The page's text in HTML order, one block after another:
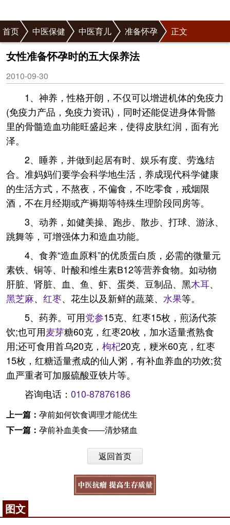
首页 中医保健 中医育儿 准备怀孕 正文
女性准备怀孕时的五大保养法
2010-09-30
1、神养，性格开朗，不仅可以增进机体的免疫力
(免疫力产品，免疫力资讯)，同时还能促进身体骨骼
里的骨髓造血功能旺盛起来，使得皮肤红润，面有光
泽。
2、睡养，并做到起居有时、娱乐有度、劳逸结
合。准妈妈们要学会科学地生活，养成现代科学健康
的生活方式，不熬夜，不偏食，不吃零食，戒烟限
酒，不在月经期或产褥期等特殊生理阶段同房等。
3、动养，如健美操、跑步、散步、打球、游泳、
跳舞等，可增强体力和造血功能。
4、食养“造血原料”的优质蛋白质，必需的微量元
素铁、铜等、叶酸和维生素B12等营养食物。如动物
肝脏、肾脏、血、鱼、虾、蛋类、豆制品、黑木耳、
黑芝麻、 红枣、花生以及新鲜的蔬菜、 水果等。
5、药养。可用党参15克、红枣15枚，煎汤代茶
饮;也可用麦芽糖60克，红枣20枚，加水适量煮熟食
用;还可食用首乌20克， 枸杞20克，粳米60克，红枣
15枚，红糖适量煮成的仙人粥，有补血养血的功效;贫
血严重者可加服硫酸亚铁片等。
咨询电话： 010-87876186
上一篇： 孕前如何饮食调理才能优生
下一篇： 孕前补血美食――清炒猪血
返回首页
图文